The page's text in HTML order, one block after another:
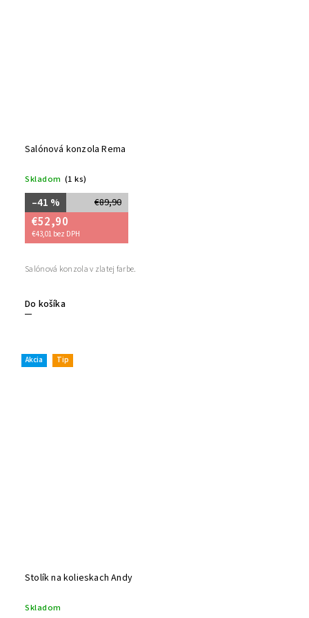
Salónová konzola Rema
Skladom (1 ks)
€89,90
–41 %
€52,90
€43,01 bez DPH
Do košíka
Salónová konzola v zlatej farbe.
Akcia Tip
Stolík na kolieskach Andy
Skladom